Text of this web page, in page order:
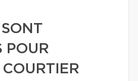
POUR